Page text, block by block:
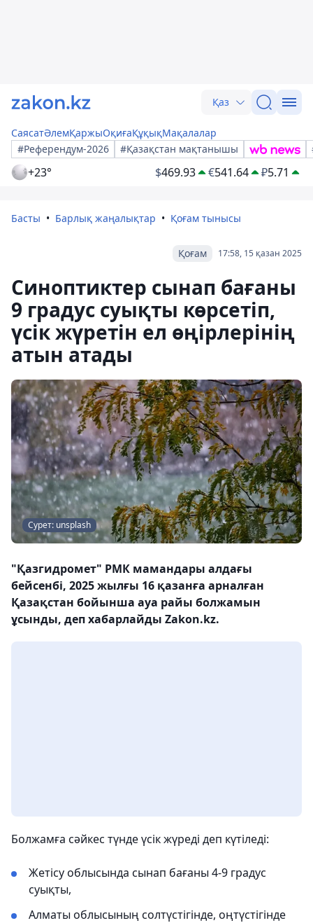
Қаз
СаясатӘлемҚаржыОқиғаҚұқықМақалалар
#Референдум-2026
#Қазақстан мақтанышы
+23° $469.93 €541.64 ₽5.71
Басты Барлық жаңалықтар Қоғам тынысы
17:58, 15 қазан 2025
Қоғам
Синоптиктер сынап бағаны
9 градус суықты көрсетіп,
үсік жүретін ел өңірлерінің
атын атады
Сурет: unsplash
"Қазгидромет" РМК мамандары алдағы
бейсенбі, 2025 жылғы 16 қазанға арналған
Қазақстан бойынша ауа райы болжамын
ұсынды, деп хабарлайды Zakon.kz.
Болжамға сәйкес түнде үсік жүреді деп күтіледі:
Жетісу облысында сынап бағаны 4-9 градус
суықты,
Алматы облысының солтүстігінде, оңтүстігінде